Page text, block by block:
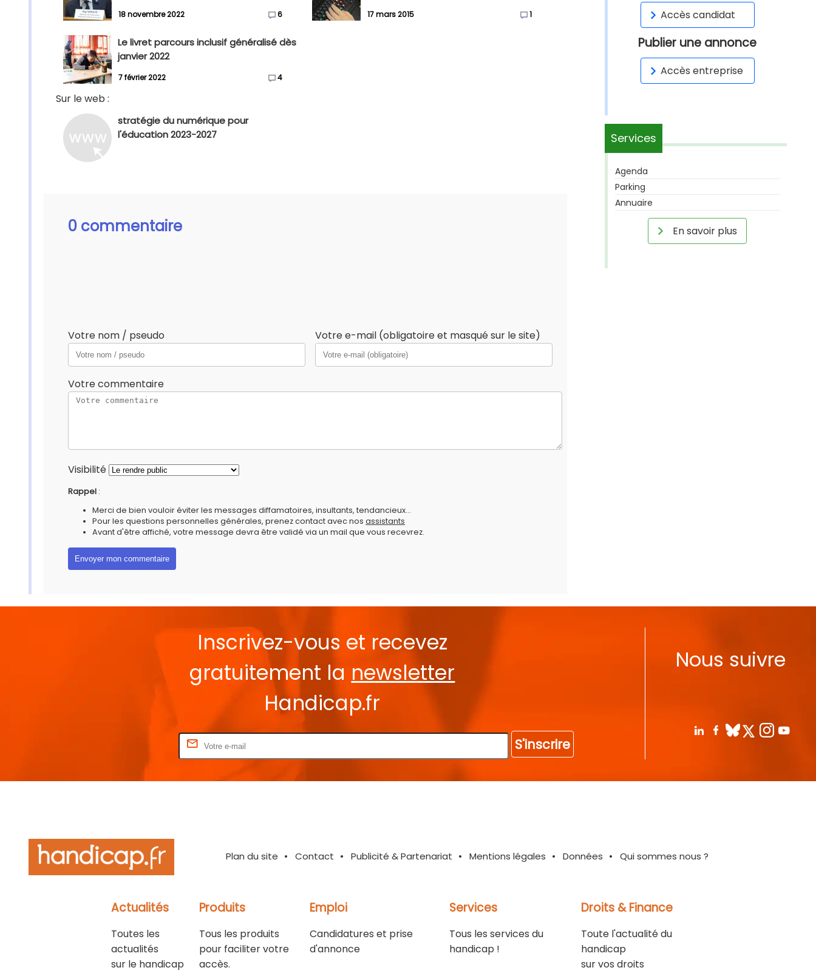
18 novembre 2022 6 17 mars 2015 1
Le livret parcours inclusif généralisé dès
janvier 2022
7 février 2022 4
Sur le web :
stratégie du numérique pour
l'éducation 2023-2027
0 commentaire
Votre nom / pseudo Votre e-mail (obligatoire et masqué sur le site)
Votre commentaire
Visibilité
Rappel :
Merci de bien vouloir éviter les messages diffamatoires, insultants, tendancieux...
Pour les questions personnelles générales, prenez contact avec nos assistants
Avant d'être affiché, votre message devra être validé via un mail que vous recevrez.
Accès candidat
Publier une annonce
Accès entreprise
Services
Agenda
Parking
Annuaire
En savoir plus
Inscrivez-vous et recevez
gratuitement la newsletter
Handicap.fr
S'inscrire
Nous suivre
Plan du site Contact Publicité & Partenariat Mentions légales Données Qui sommes nous ?
Actualités
Toutes les
actualités
sur le handicap
Produits
Tous les produits
pour faciliter votre
accès.
Emploi
Candidatures et prise
d'annonce
Services
Tous les services du
handicap !
Droits & Finance
Toute l'actualité du
handicap
sur vos droits